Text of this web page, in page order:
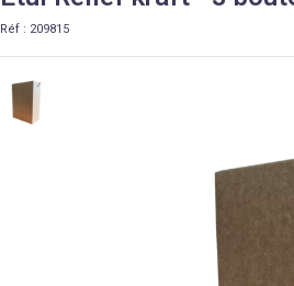
Réf : 209815